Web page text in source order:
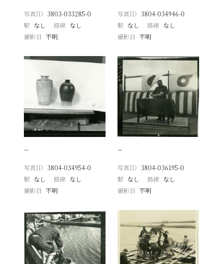
写真ID 3803-033285-0
駅 なし 路線 なし
撮影日
不明
写真ID 3804-034946-0
駅 なし 路線 なし
撮影日 不明
−
写真ID 3804-034954-0
駅 なし 路線 なし
撮影日
不明
−
写真ID 3804-036195-0
駅 なし 路線 なし
撮影日 不明